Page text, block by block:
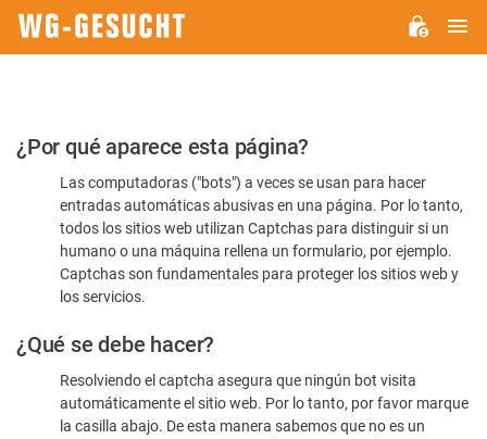
Por
favor,
confirme
humano
¿Por qué aparece esta página?
Las computadoras ("bots") a veces se usan para hacer
entradas automáticas abusivas en una página. Por lo tanto,
todos los sitios web utilizan Captchas para distinguir si un
humano o una máquina rellena un formulario, por ejemplo.
Captchas son fundamentales para proteger los sitios web y
los servicios.
¿Qué se debe hacer?
Resolviendo el captcha asegura que ningún bot visita
automáticamente el sitio web. Por lo tanto, por favor marque
la casilla abajo. De esta manera sabemos que no es un